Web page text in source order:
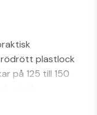
rödrött plastlock
på 125 till 150
vikt på 6,7 kg